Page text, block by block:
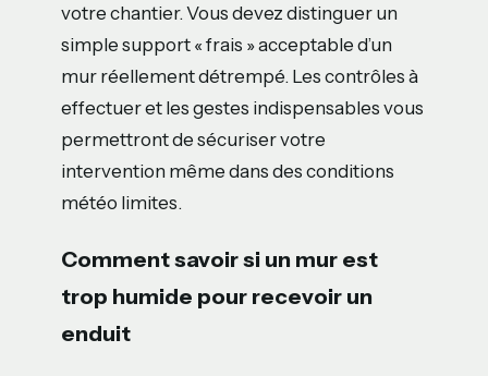
votre chantier. Vous devez distinguer un
simple support « frais » acceptable d’un
mur réellement détrempé. Les contrôles à
effectuer et les gestes indispensables vous
permettront de sécuriser votre
intervention même dans des conditions
météo limites.
Comment savoir si un mur est
trop humide pour recevoir un
enduit